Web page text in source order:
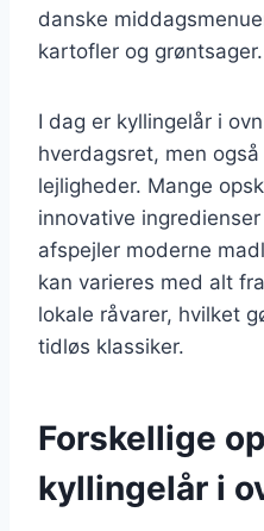
danske
kartofler og grøntsager.
I dag er kyllingelår i
hverdagsret, men
lejligheder. Mange
innovative
afspejler moderne
kan varieres med alt
lokale råvarer, hvilket
tidløs klassiker.
Forskellige
kyllingelår i